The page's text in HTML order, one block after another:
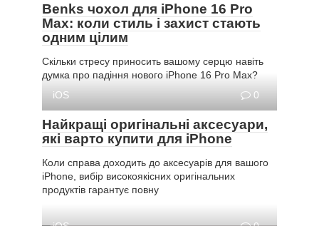
Benks чохол для iPhone 16 Pro
Max: коли стиль і захист стають
одним цілим
Скільки стресу приносить вашому серцю навіть
думка про падіння нового iPhone 16 Pro Max?
iOS
0
Найкращі оригінальні аксесуари,
які варто купити для iPhone
Коли справа доходить до аксесуарів для вашого
iPhone, вибір високоякісних оригінальних
продуктів гарантує повну